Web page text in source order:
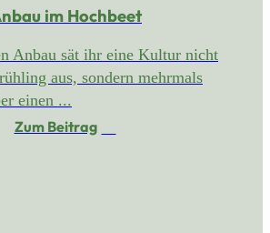
im Hochbeet
Anbau sät ihr eine Kultur nicht
aus, sondern mehrmals
einen ...
Zum Beitrag